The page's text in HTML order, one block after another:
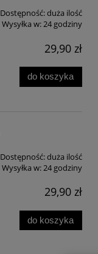
Dostępność:duża ilość
Wysyłka w:24 godziny
29,90 zł
do koszyka
Dostępność:duża ilość
Wysyłka w:24 godziny
29,90 zł
do koszyka